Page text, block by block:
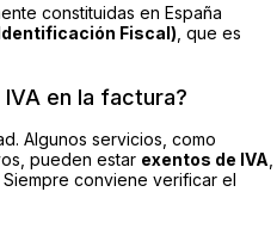
constituidas en España
Fiscal) , que es
en la factura?
Algunos servicios, como
pueden estar exentos de IVA
conviene verificar el